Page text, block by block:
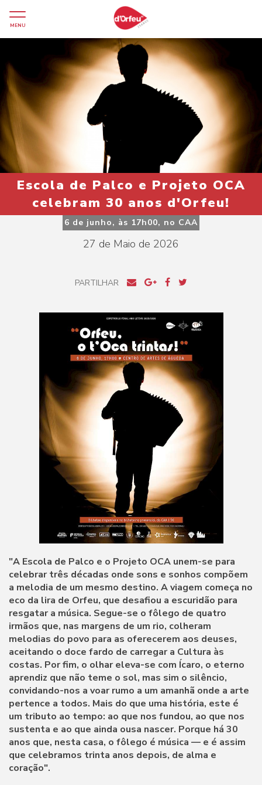
MENU
Escola de Palco e Projeto OCA
celebram 30 anos d'Orfeu!
6 de junho, às 17h00, no CAA
27 de Maio de 2026
PARTILHAR
"A Escola de Palco e o Projeto OCA unem-se para
celebrar três décadas onde sons e sonhos compõem
a melodia de um mesmo destino. A viagem começa no
eco da lira de Orfeu, que desafiou a escuridão para
resgatar a música. Segue-se o fôlego de quatro
irmãos que, nas margens de um rio, colheram
melodias do povo para as oferecerem aos deuses,
aceitando o doce fardo de carregar a Cultura às
costas. Por fim, o olhar eleva-se com Ícaro, o eterno
aprendiz que não teme o sol, mas sim o silêncio,
convidando-nos a voar rumo a um amanhã onde a arte
pertence a todos. Mais do que uma história, este é
um tributo ao tempo: ao que nos fundou, ao que nos
sustenta e ao que ainda ousa nascer. Porque há 30
anos que, nesta casa, o fôlego é música — e é assim
que celebramos trinta anos depois, de alma e
coração".